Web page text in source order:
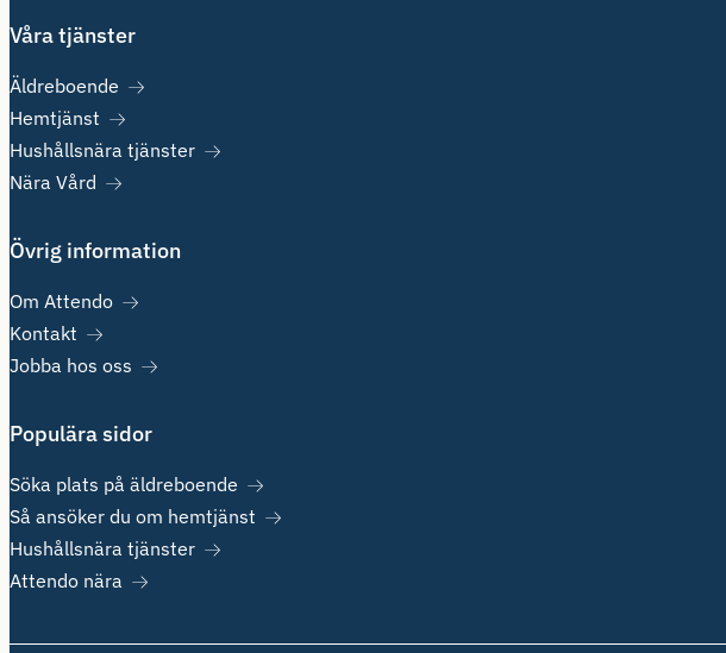
Våra tjänster
Äldreboende
Hemtjänst
Hushållsnära tjänster
Nära Vård
Övrig information
Om Attendo
Kontakt
Jobba hos oss
Populära sidor
Söka plats på äldreboende
Så ansöker du om hemtjänst
Hushållsnära tjänster
Attendo nära